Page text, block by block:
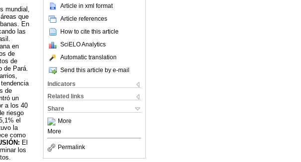
Article in xml format
Article references
How to cite this article
SciELO Analytics
Automatic translation
Send this article by e-mail
Indicators
Related links
Share
More
More
Permalink
mundial,
que
En
las
en
de
de
de Pará.
de
un
a los 40
riesgo
el
la
como
El
los